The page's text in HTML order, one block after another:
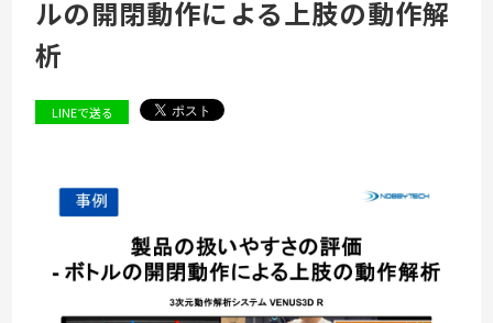
ルの開閉動作による上肢の動作解
析
LINEで送る